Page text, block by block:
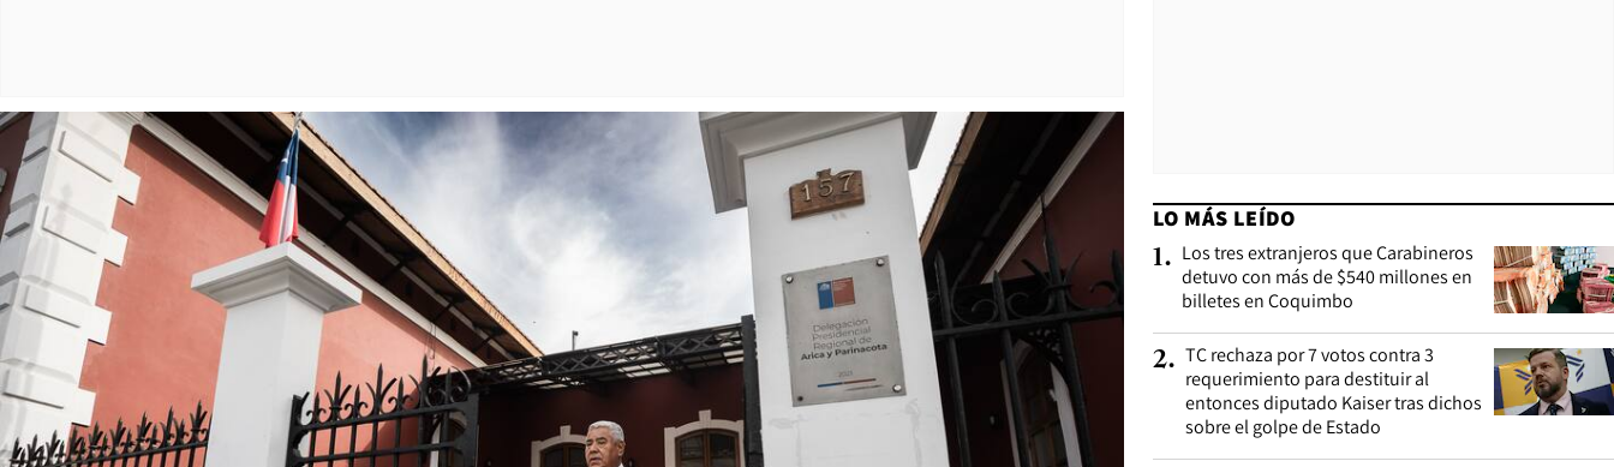
LO MÁS LEÍDO
1. Los tres extranjeros que Carabineros
detuvo con más de $540 millones en
billetes en Coquimbo
2. TC rechaza por 7 votos contra 3
requerimiento para destituir al
entonces diputado Kaiser tras dichos
sobre el golpe de Estado